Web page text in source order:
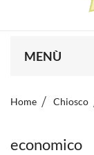
MENÙ
Home Chiosco
economico